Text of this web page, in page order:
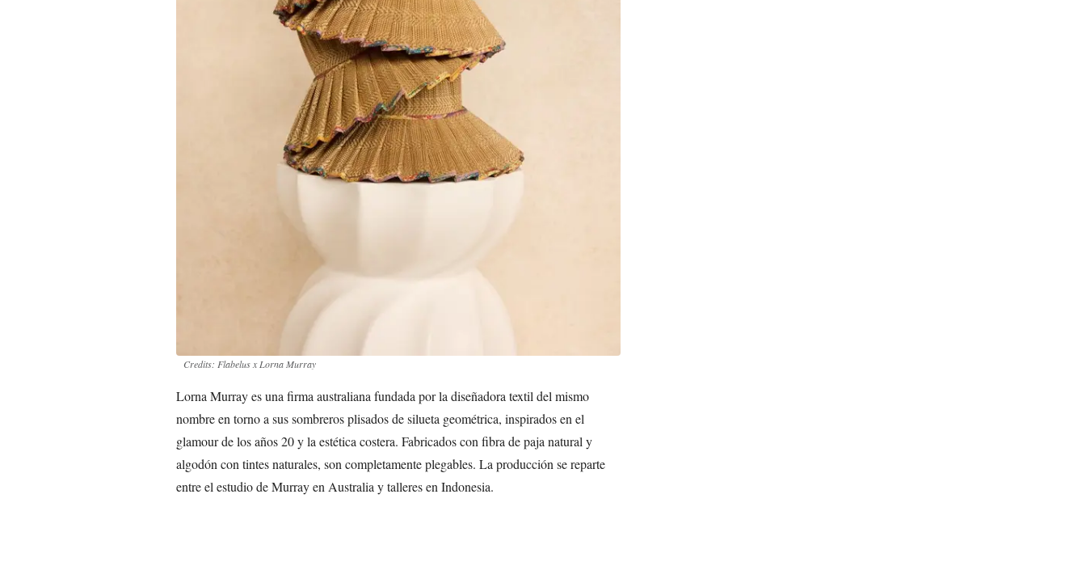
Credits: Flabelus x Lorna Murray
Lorna Murray es una firma australiana fundada por la diseñadora textil del mismo
nombre en torno a sus sombreros plisados de silueta geométrica, inspirados en el
glamour de los años 20 y la estética costera. Fabricados con fibra de paja natural y
algodón con tintes naturales, son completamente plegables. La producción se reparte
entre el estudio de Murray en Australia y talleres en Indonesia.